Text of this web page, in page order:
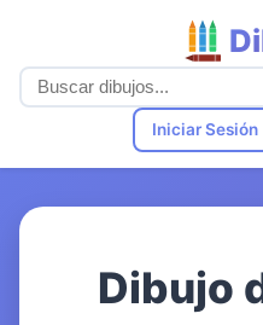
Iniciar Sesión
Dibujo